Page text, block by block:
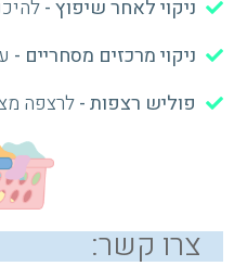
ניקוי לאחר שיפוץ -
ניקוי מרכזים מסחריים -
פוליש רצפות -לרצפה
צרו קשר: